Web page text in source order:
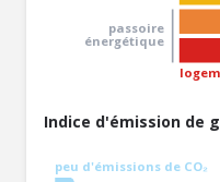
passoire
énergétique
Indice d'émission de
peu d'émissions de CO₂